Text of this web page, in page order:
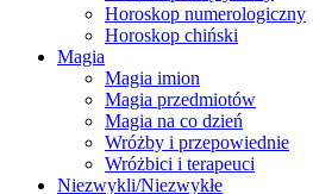
Horoskop numerologiczny
Horoskop chiński
Magia
Magia imion
Magia przedmiotów
Magia na co dzień
Wróżby i przepowiednie
Wróżbici i terapeuci
Niezwykli/Niezwykłe